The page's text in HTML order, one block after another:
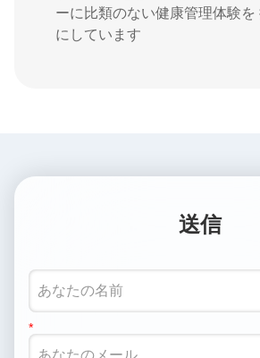
ーに比類のない健康管理体験を
にしています
送信